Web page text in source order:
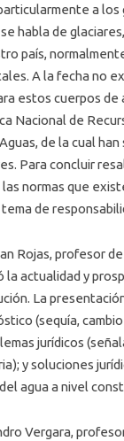
a los
habla de
país,
A la fecha no
estos cuerpos de
Nacional de
de la cual han
Para concluir
normas que
de
Rojas, profesor
la actualidad y
La
(sequía,
jurídicos
y soluciones
agua a nivel
Vergara,